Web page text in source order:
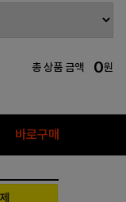
총 상품 금액 0원
바로구매